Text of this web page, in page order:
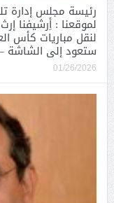
رئيسة مجلس إدارة
لموقعنا : أِرشيفنا
ستعود إلى الشاشة
01/26/2026